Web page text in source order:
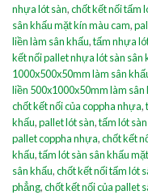
nhựa lót sàn,chốt kết nối tấm
sân khấu mặt kín màu cam,
liền làm sân khấu,tấm nhựa
kết nối pallet nhựa lót sàn sân
1000x500x50mm làm sân
liền 500x1000x50mm làm sân
chốt kết nối của coppha nhựa,
khấu,pallet lót sàn,tấm lót
pallet coppha nhựa,chốt kết
khấu,tấm lót sàn sân khấu
sân khấu,chốt kết nối tấm lót
phẳng,chốt kết nối của pallet